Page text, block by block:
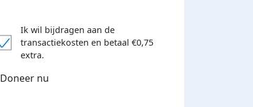
Ik wil bijdragen aan de
transactiekosten en betaal €0,75
extra.
Doneer nu